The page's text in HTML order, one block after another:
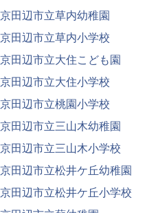
京田辺市立草内幼稚園
京田辺市立草内小学校
京田辺市立大住こども園
京田辺市立大住小学校
京田辺市立桃園小学校
京田辺市立三山木幼稚園
京田辺市立三山木小学校
京田辺市立松井ケ丘幼稚園
京田辺市立松井ケ丘小学校